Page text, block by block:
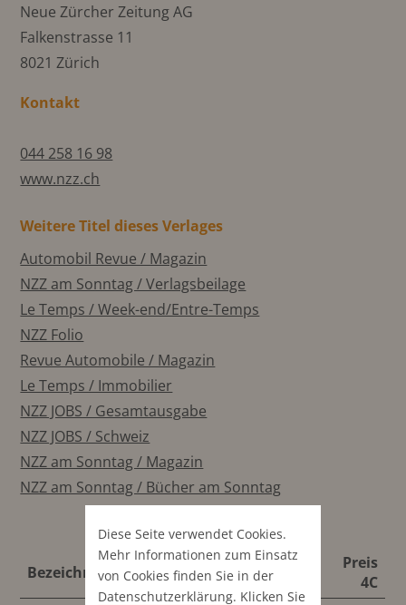
Neue Zürcher Zeitung AG
Falkenstrasse 11
8021 Zürich
Kontakt
044 258 16 98
www.nzz.ch
Weitere Titel dieses Verlages
Automobil Revue / Magazin
NZZ am Sonntag / Verlagsbeilage
Le Temps / Week-end/Entre-Temps
NZZ Folio
Revue Automobile / Magazin
Le Temps / Immobilier
NZZ JOBS / Gesamtausgabe
NZZ JOBS / Schweiz
NZZ am Sonntag / Magazin
NZZ am Sonntag / Bücher am Sonntag
Bezeichnung Format
Preis
Preis
4C
Diese Seite verwendet Cookies.
Mehr Informationen zum Einsatz
von Cookies finden Sie in der
Datenschutz­erklärung. Klicken Sie